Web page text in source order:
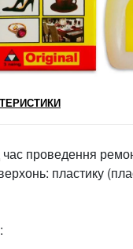
проведення
пластику